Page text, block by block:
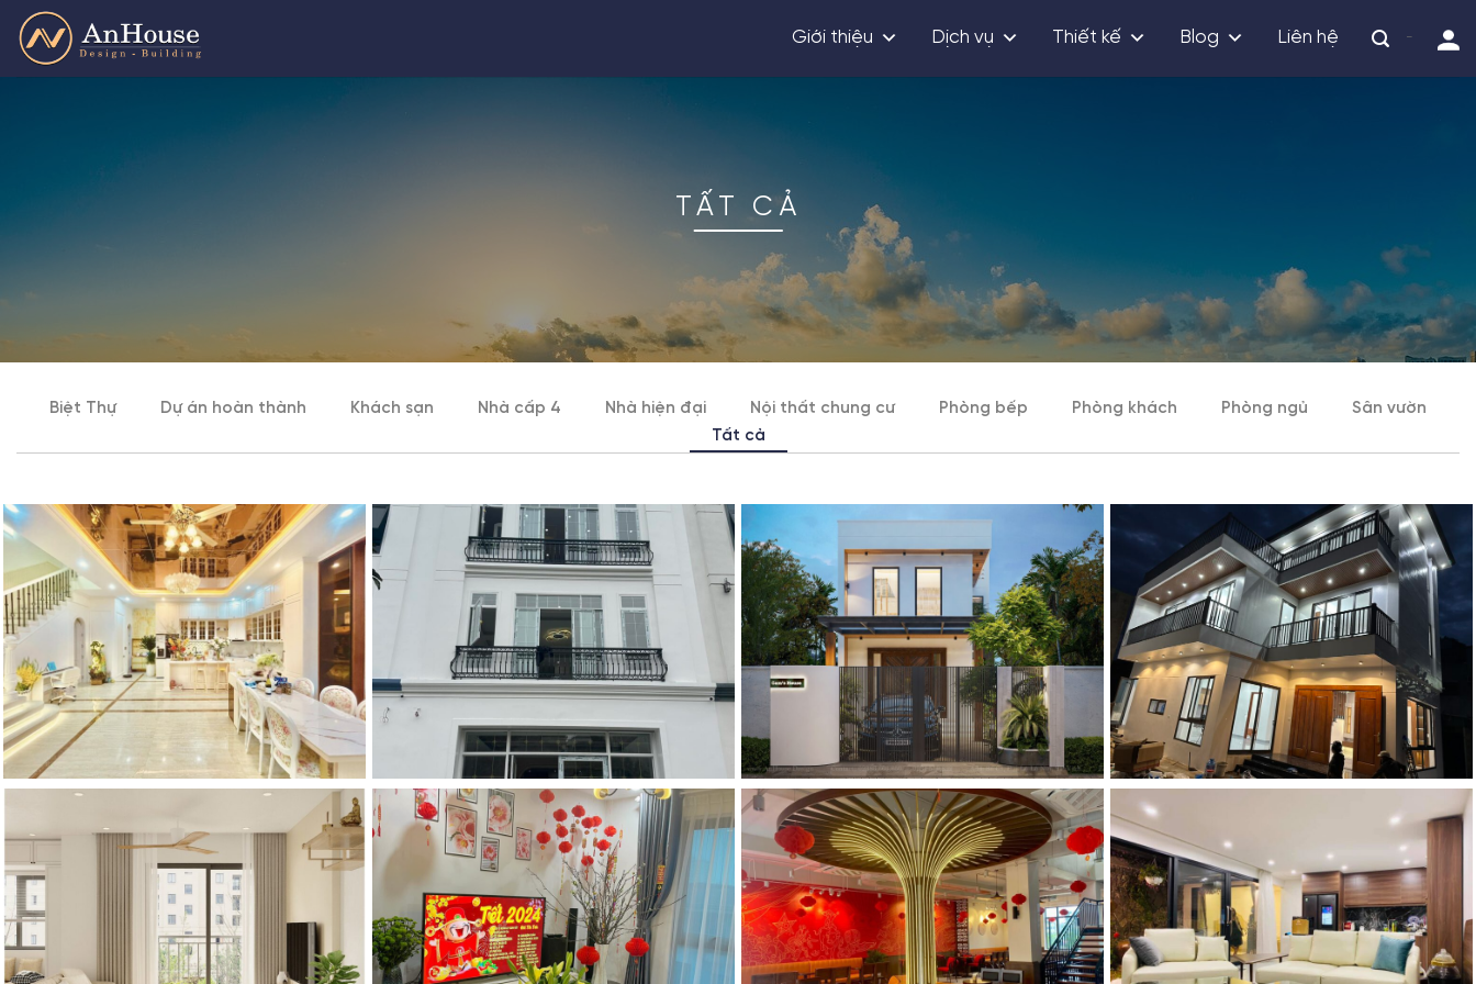
Skip
content
Giới thiệu Dịch vụ Thiết kế Blog Liên hệ -
TẤT CẢ
Biệt Thự Dự án hoàn thành Khách sạn Nhà cấp 4 Nhà hiện đại Nội thất chung cư Phòng bếp Phòng khách Phòng ngủ
Sân vườn
Tất cả